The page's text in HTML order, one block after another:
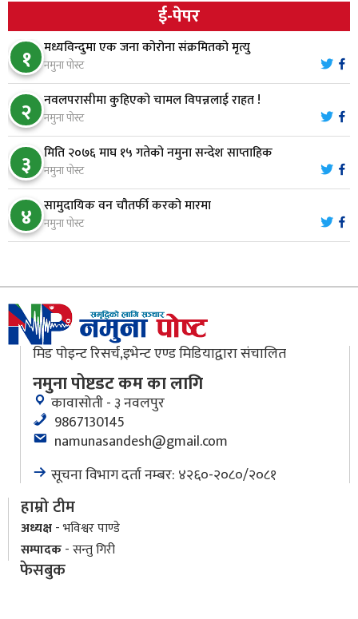
७
भरतपुर अस्पतालद्वारा आइसियुमा प्रतिक्षारत बिरामीको
नाम ‘डिस्प्ले बोर्ड’मा
८ नारायणघाट–बुटवल सडकमा ‘क्यानोपी ब्रिज’ निर्माण
९
मौलाकालिकाको १८८२ खुड्किला : आस्था र आरोग्यको‘
‘सर्ट हाइकिङ’
१० वन उद्यममा जोडिँदै नवलपुरका महिला
ई-पेपर
१ मध्यविन्दुमा एक जना कोरोना संक्रमितको मृत्यु
नमुना पोस्ट
२ नवलपरासीमा कुहिएको चामल विपन्नलाई राहत !
नमुना पोस्ट
३ मिति २०७६ माघ १५ गतेको नमुना सन्देश साप्ताहिक
नमुना पोस्ट
४ सामुदायिक वन चौतर्फी करको मारमा
नमुना पोस्ट
मिड पोइन्ट रिसर्च,इभेन्ट एण्ड मिडियाद्वारा संचालित
नमुना पोष्टडट कम का लागि
कावासोती - ३ नवलपुर
9867130145
namunasandesh@gmail.com
सूचना विभाग दर्ता नम्बर: ४२६०-२०८०/२०८१
हाम्रो टीम
अध्यक्ष- भविश्वर पाण्डे
सम्पादक- सन्तु गिरी
फेसबुक